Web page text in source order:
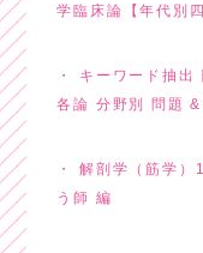
学臨床論【年代別
キーワード抽出
各論 分野別 問題
解剖学（筋学
う師 編